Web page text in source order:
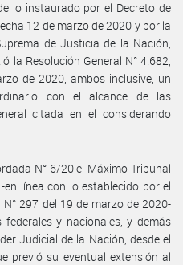
lo instaurado por el Decreto de
12 de marzo de 2020 y por la
de Justicia de la Nación,
la Resolución General N° 4.682,
de 2020, ambos inclusive, un
con el alcance de las
citada en el considerando
N° 6/20 el Máximo Tribunal
línea con lo establecido por el
297 del 19 de marzo de 2020-
y nacionales, y demás
Judicial de la Nación, desde el
previó su eventual extensión al